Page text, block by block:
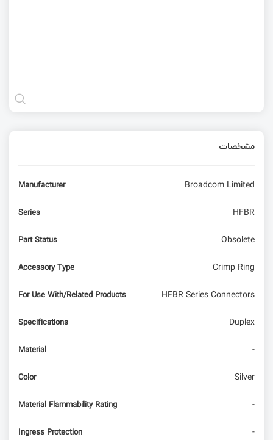
مشخصات
Manufacturer Broadcom Limited
Series HFBR
Part Status Obsolete
Accessory Type Crimp Ring
For Use With/Related Products HFBR Series Connectors
Specifications Duplex
Material -
Color Silver
Material Flammability Rating -
Ingress Protection -